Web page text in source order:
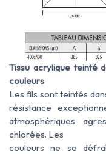
Tissu acrylique teinté
couleurs
Les fils sont teintés
résistance
atmosphériques
chlorées. Les
couleurs ne se